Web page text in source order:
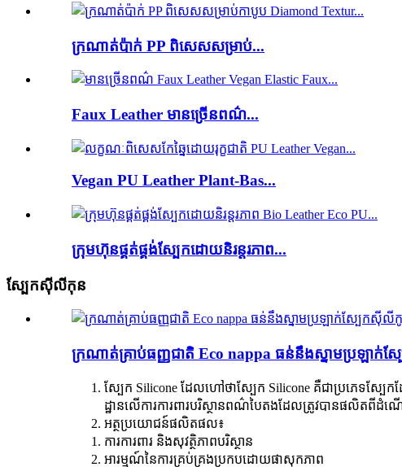
ក្រណាត់ប៉ាក់ PP ពិសេសសម្រាប់...
Faux Leather មានច្រើនពណ៌...
Vegan PU Leather Plant-Bas...
ក្រុមហ៊ុនផ្គត់ផ្គង់ស្បែកដោយនិរន្តរភាព...
ស្បែកស៊ីលីកុន
ក្រណាត់គ្រាប់ធញ្ញជាតិ Eco nappa ធន់នឹងស្នាមប្រឡាក់ស្
ស្បែក Silicone ដែលហៅថាស្បែក Silicone គឺជាប្រភេទស្បែ
ដ្ឋានលើការការពារបរិស្ថានពណ៌បៃតងដែលត្រូវបានផលិតពីដំណ
អត្ថប្រយោជន៍ផលិតផល៖
ការការពារ និងសុវត្ថិភាពបរិស្ថាន
អារម្មណ៍នៃការគ្រប់គ្រងប្រកបដោយផាសុកភាព